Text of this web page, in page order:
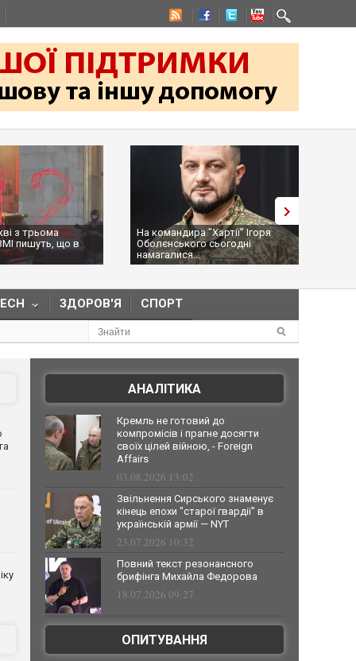
На командира "Хартії" Ігоря
Оболєнського сьогодні
намагалися...
Трамп засумнівався
дозволу Україні
ракети Pat...
ЗДОРОВ'Я СПОРТ
АНАЛІТИКА
Кремль не готовий до
компромісів і прагне досягти
своїх цілей війною, - Foreign
Affairs
03.08.2026 13:02
Звільнення Сирського знаменує
кінець епохи "старої гвардії" в
українській армії — NYT
23.07.2026 10:32
Повний текст резонансного
брифінга Михайла Федорова
18.07.2026 09:27
ОПИТУВАННЯ